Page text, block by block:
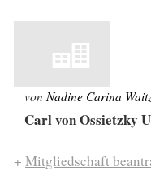
vonNadine Carina
Carl von Ossietzky
+ Mitgliedschaft